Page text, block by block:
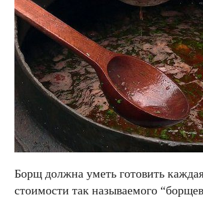
Борщ должна уметь готовить
стоимости так называемого